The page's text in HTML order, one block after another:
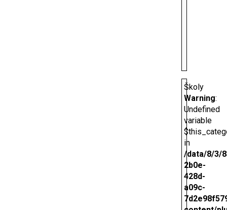
Školy
Warning:
Undefined
variable
in
/data/8/3/
2b0e-
428d-
a09c-